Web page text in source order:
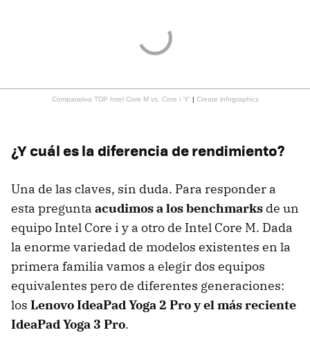
Comparativa TDP Intel Core M vs. Core i 'Y'| Create infographics
¿Y cuál es la diferencia de rendimiento?
Una de las claves, sin duda. Para responder a
esta pregunta acudimos a los benchmarks de un
equipo Intel Core i y a otro de Intel Core M. Dada
la enorme variedad de modelos existentes en la
primera familia vamos a elegir dos equipos
equivalentes pero de diferentes generaciones:
los Lenovo IdeaPad Yoga 2 Pro y el más reciente
IdeaPad Yoga 3 Pro.